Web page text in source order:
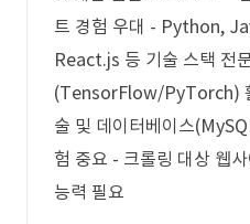
트 경험 우대 - Python,
React.js 등 기술 스택 전
(TensorFlow/PyTorch)
술 및 데이터베이스
험 중요 - 크롤링 대상 웹
능력 필요